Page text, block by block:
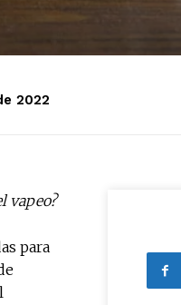
2022
vapeo?
para